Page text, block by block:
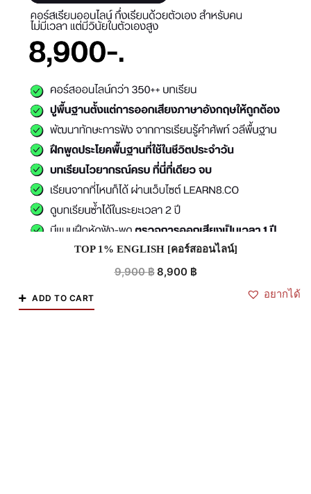
TOP 1% ENGLISH [คอร์สออนไลน์]
9,900฿8,900 ฿
อยากได้
ADD TO CART